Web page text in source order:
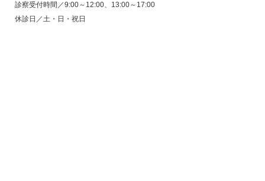
診察受付時間／9:00～12:00、13:00～17:00
休診日／土・日・祝日